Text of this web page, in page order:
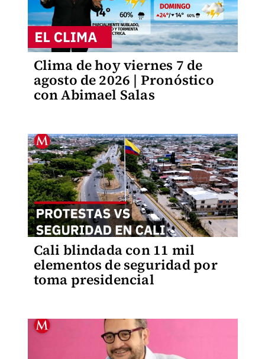
Clima de hoy viernes 7 de
agosto de 2026 | Pronóstico
con Abimael Salas
Cali blindada con 11 mil
elementos de seguridad por
toma presidencial